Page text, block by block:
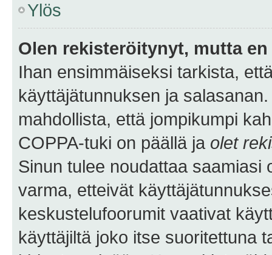
Ylös
Olen rekisteröitynyt, mutta
Ihan ensimmäiseksi tarkista,
käyttäjätunnuksen ja
mahdollista, että jompikumpi
COPPA-tuki on päällä ja olet
Sinun tulee noudattaa saamiasi
varma, etteivät
keskustelufoorumit vaativat
käyttäjiltä joko itse suoritettuna